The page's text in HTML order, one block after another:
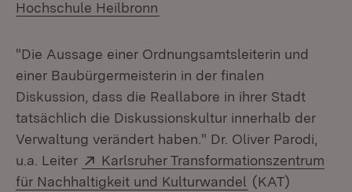
Hochschule Heilbronn
"Die Aussage einer Ordnungsamtsleiterin und
einer Baubürgermeisterin in der finalen
Diskussion, dass die Reallabore in ihrer Stadt
tatsächlich die Diskussionskultur innerhalb der
Verwaltung verändert haben." Dr. Oliver Parodi,
u.a. Leiter
Extern:
Karlsruher Transformationszentrum
für Nachhaltigkeit und Kulturwandel (Öffnet in
(KAT)